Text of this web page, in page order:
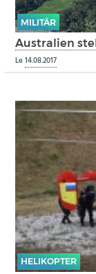
MILITÄR
Australien
Le14.08.2017
HELIKOPTER